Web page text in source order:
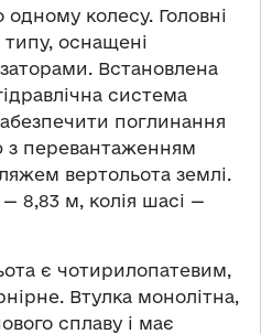
колесу. Головні
оснащені
Встановлена
система
поглинання
з перевантаженням
вертольота землі.
8,83 м, колія шасі —
є чотирилопатевим,
Втулка монолітна,
сплаву і має